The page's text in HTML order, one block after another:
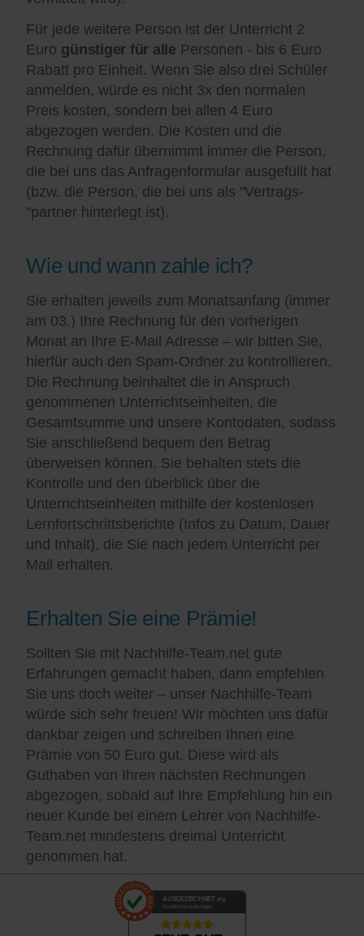
Für jede weitere Person ist der Unterricht 2
Euro günstiger für alle Personen - bis 6 Euro
Rabatt pro Einheit. Wenn Sie also drei Schüler
anmelden, würde es nicht 3x den normalen
Preis kosten, sondern bei allen 4 Euro
abgezogen werden. Die Kosten und die
Rechnung dafür übernimmt immer die Person,
die bei uns das Anfragenformular ausgefüllt hat
(bzw. die Person, die bei uns als "Vertrags-
"partner hinterlegt ist).
Wie und wann zahle ich?
Sie erhalten jeweils zum Monatsanfang (immer
am 03.) Ihre Rechnung für den vorherigen
Monat an Ihre E-Mail Adresse – wir bitten Sie,
hierfür auch den Spam-Ordner zu kontrollieren.
Die Rechnung beinhaltet die in Anspruch
genommenen Unterrichtseinheiten, die
Gesamtsumme und unsere Kontodaten, sodass
Sie anschließend bequem den Betrag
überweisen können. Sie behalten stets die
Kontrolle und den überblick über die
Unterrichtseinheiten mithilfe der kostenlosen
Lernfortschrittsberichte (Infos zu Datum, Dauer
und Inhalt), die Sie nach jedem Unterricht per
Mail erhalten.
Erhalten Sie eine Prämie!
Sollten Sie mit Nachhilfe-Team.net gute
Erfahrungen gemacht haben, dann empfehlen
Sie uns doch weiter – unser Nachhilfe-Team
würde sich sehr freuen! Wir möchten uns dafür
dankbar zeigen und schreiben Ihnen eine
Prämie von 50 Euro gut. Diese wird als
Guthaben von Ihren nächsten Rechnungen
abgezogen, sobald auf Ihre Empfehlung hin ein
neuer Kunde bei einem Lehrer von Nachhilfe-
Team.net mindestens dreimal Unterricht
genommen hat.
AUSGEZEICHNET .org
Kundenbewertungen